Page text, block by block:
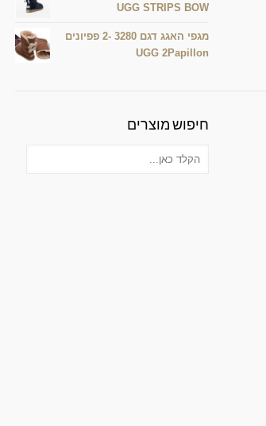
UGG STRIPS BOW
מגפי האגג דגם 3280 -2 פפיונים
UGG 2Papillon
חיפוש מוצרים